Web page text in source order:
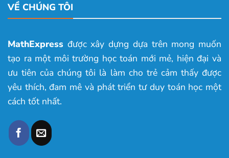
VỀ CHÚNG TÔI
MathExpress được xây dựng dựa trên mong muốn
tạo ra một môi trường học toán mới mẻ, hiện đại và
ưu tiên của chúng tôi là làm cho trẻ cảm thấy được
yêu thích, đam mê và phát triển tư duy toán học một
cách tốt nhất.